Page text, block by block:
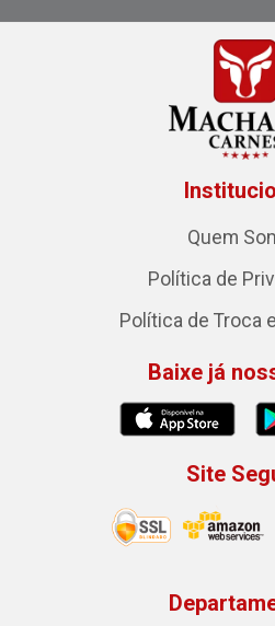
Quem
Política de
Política de Troca
Baixe já
Site